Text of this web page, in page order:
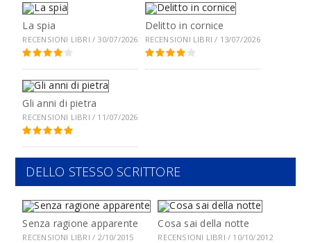
La spia
RECENSIONI LIBRI / 30/07/2026
Delitto in cornice
RECENSIONI LIBRI / 13/07/2026
Gli anni di pietra
RECENSIONI LIBRI / 11/07/2026
DELLO STESSO SCRITTORE
Senza ragione apparente
RECENSIONI LIBRI / 2/10/2015
Cosa sai della notte
RECENSIONI LIBRI / 10/10/2012